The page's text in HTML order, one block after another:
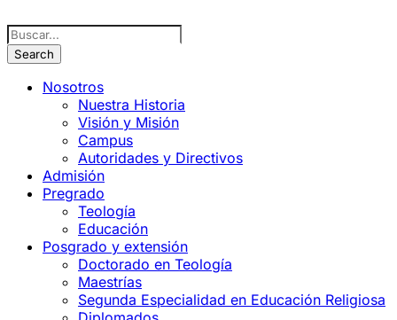
Nosotros
Nuestra Historia
Visión y Misión
Campus
Autoridades y Directivos
Admisión
Pregrado
Teología
Educación
Posgrado y extensión
Doctorado en Teología
Maestrías
Segunda Especialidad en Educación Religiosa